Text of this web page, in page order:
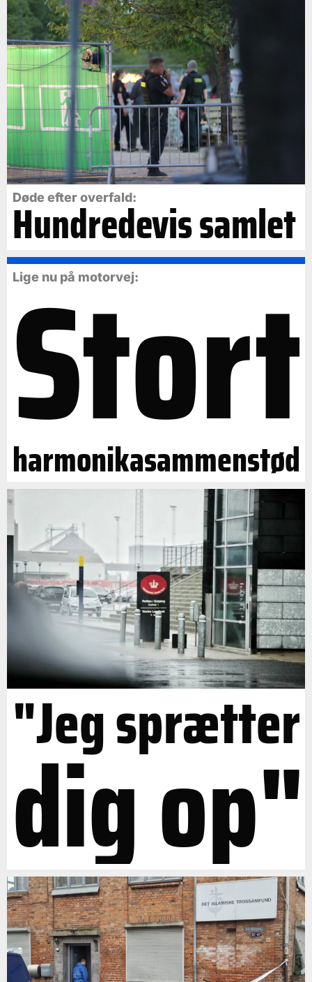
Døde efter overfald:
Hundredevis samlet
Lige nu på motorvej:
Stort
harmonikasammenstød
"Jeg sprætter
dig op"